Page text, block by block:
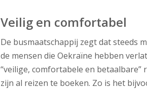
Veilig en comfortabel
De busmaatschappij zegt dat steeds
de mensen die Oekraïne hebben
“veilige, comfortabele en betaalbare”
zijn al reizen te boeken. Zo is het